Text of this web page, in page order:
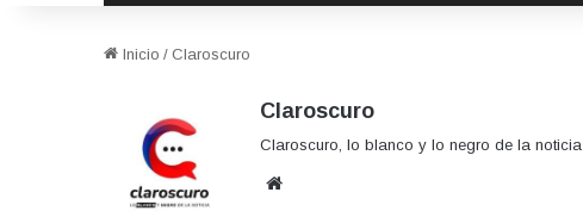
Inicio / Claroscuro
Claroscuro
Claroscuro, lo blanco y lo negro de la noticia